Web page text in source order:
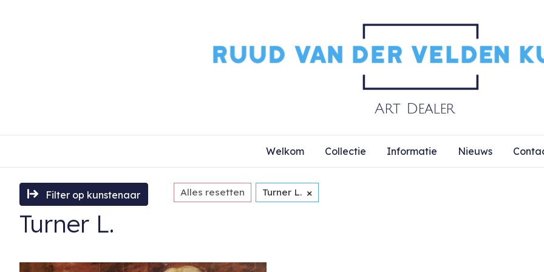
Welkom Collectie Informatie Nieuws
Filter op kunstenaar Alles resetten Turner L. ×
Turner L.